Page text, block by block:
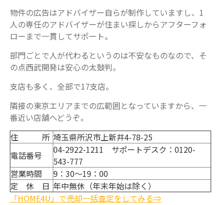
物件の広告はアドバイザー自らが制作していますし、1
人の専任のアドバイザーが住まい探しからアフターフォ
ローまで一貫してサポート。
部門ごとで人が代わるというのは不安なものなので、そ
の点西武開発は安心の太鼓判。
支店も多く、全部で17支店。
隣接の東京エリアまでの広範囲となっていますから、一
番近い店舗へどうぞ。
住 所 埼玉県所沢市上新井4-78-25
電話番号
04-2922-1211 サポートデスク：0120-
543-777
営業時間
9：30～19：00
定 休 日 年中無休（年末年始は除く）
「HOME4U」で売却一括査定をしてみる⇒